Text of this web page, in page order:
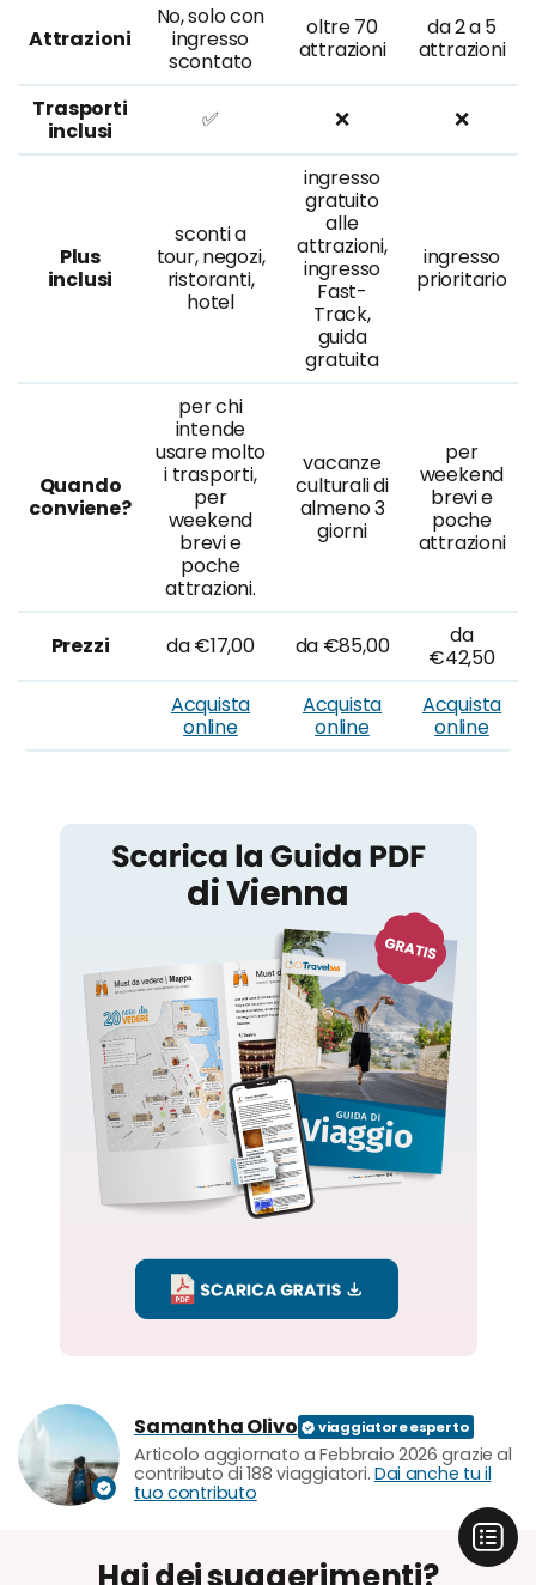
Attrazioni
No, solo con
ingresso
scontato
oltre 70
attrazioni
da 2 a 5
attrazioni
Trasporti
inclusi
✅ ❌ ❌
Plus
inclusi
sconti a
tour, negozi,
ristoranti,
hotel
ingresso
gratuito
alle
attrazioni,
ingresso
Fast-
Track,
guida
gratuita
ingresso
prioritario
Quando
conviene?
per chi
intende
usare molto
i trasporti,
per
weekend
brevi e
poche
attrazioni.
vacanze
culturali di
almeno 3
giorni
per
weekend
brevi e
poche
attrazioni
Prezzi da €17,00 da €85,00
da
€42,50
Acquista
online
Acquista
online
Acquista
online
Vienna
Samantha Olivo
Articolo aggiornato a Febbraio 2026 grazie al
contributo di 188 viaggiatori. Dai anche tu il
tuo contributo
Hai dei suggerimenti?